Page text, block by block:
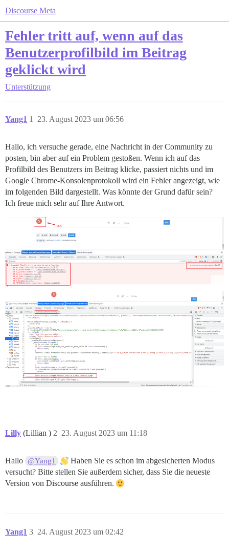
Discourse Meta
Fehler tritt auf, wenn auf das
Benutzerprofilbild im Beitrag
geklickt wird
Unterstützung
Yang1 23. August 2023 um 06:56
1
Hallo, ich versuche gerade, eine Nachricht in der Community zu
posten, bin aber auf ein Problem gestoßen. Wenn ich auf das
Profilbild des Benutzers im Beitrag klicke, passiert nichts und im
Google Chrome-Konsolenprotokoll wird ein Fehler angezeigt, wie
im folgenden Bild dargestellt. Was könnte der Grund dafür sein?
Ich freue mich sehr auf Ihre Antwort.
Lilly (Lillian ) 23. August 2023 um 11:18
2
Hallo @Yang1
Haben Sie es schon im abgesicherten Modus
versucht? Bitte stellen Sie außerdem sicher, dass Sie die neueste
Version von Discourse ausführen.
Yang1 24. August 2023 um 02:42
3